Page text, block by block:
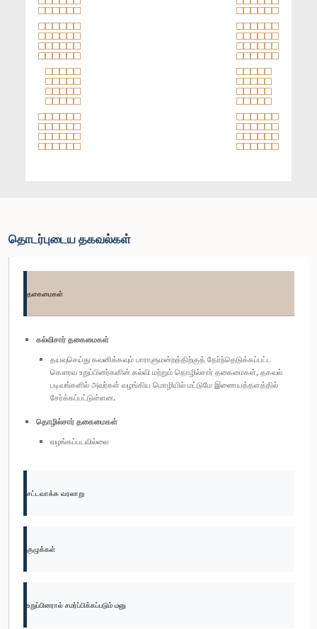
தொடர்புடைய தகவல்கள்
தகைமைகள்
கல்விசார் தகைமைகள்
தயவுசெய்து கவனிக்கவும் பாராளுமன்றத்திற்குத் தேர்ந்தெடுக்கப்பட்ட
கௌரவ உறுப்பினர்களின் கல்வி மற்றும் தொழில்சார் தகைமைகள், தகவல்
படிவங்களில் அவர்கள் வழங்கிய மொழியில் மட்டுமே இணையத்தளத்தில்
சேர்க்கப்பட்டுள்ளன.
தொழில்சார் தகைமைகள்
வழங்கப்படவில்லை
சட்டவாக்க வரலாறு
குழுக்கள்
உறுப்பினரால் சமர்ப்பிக்கப்படும் மனு